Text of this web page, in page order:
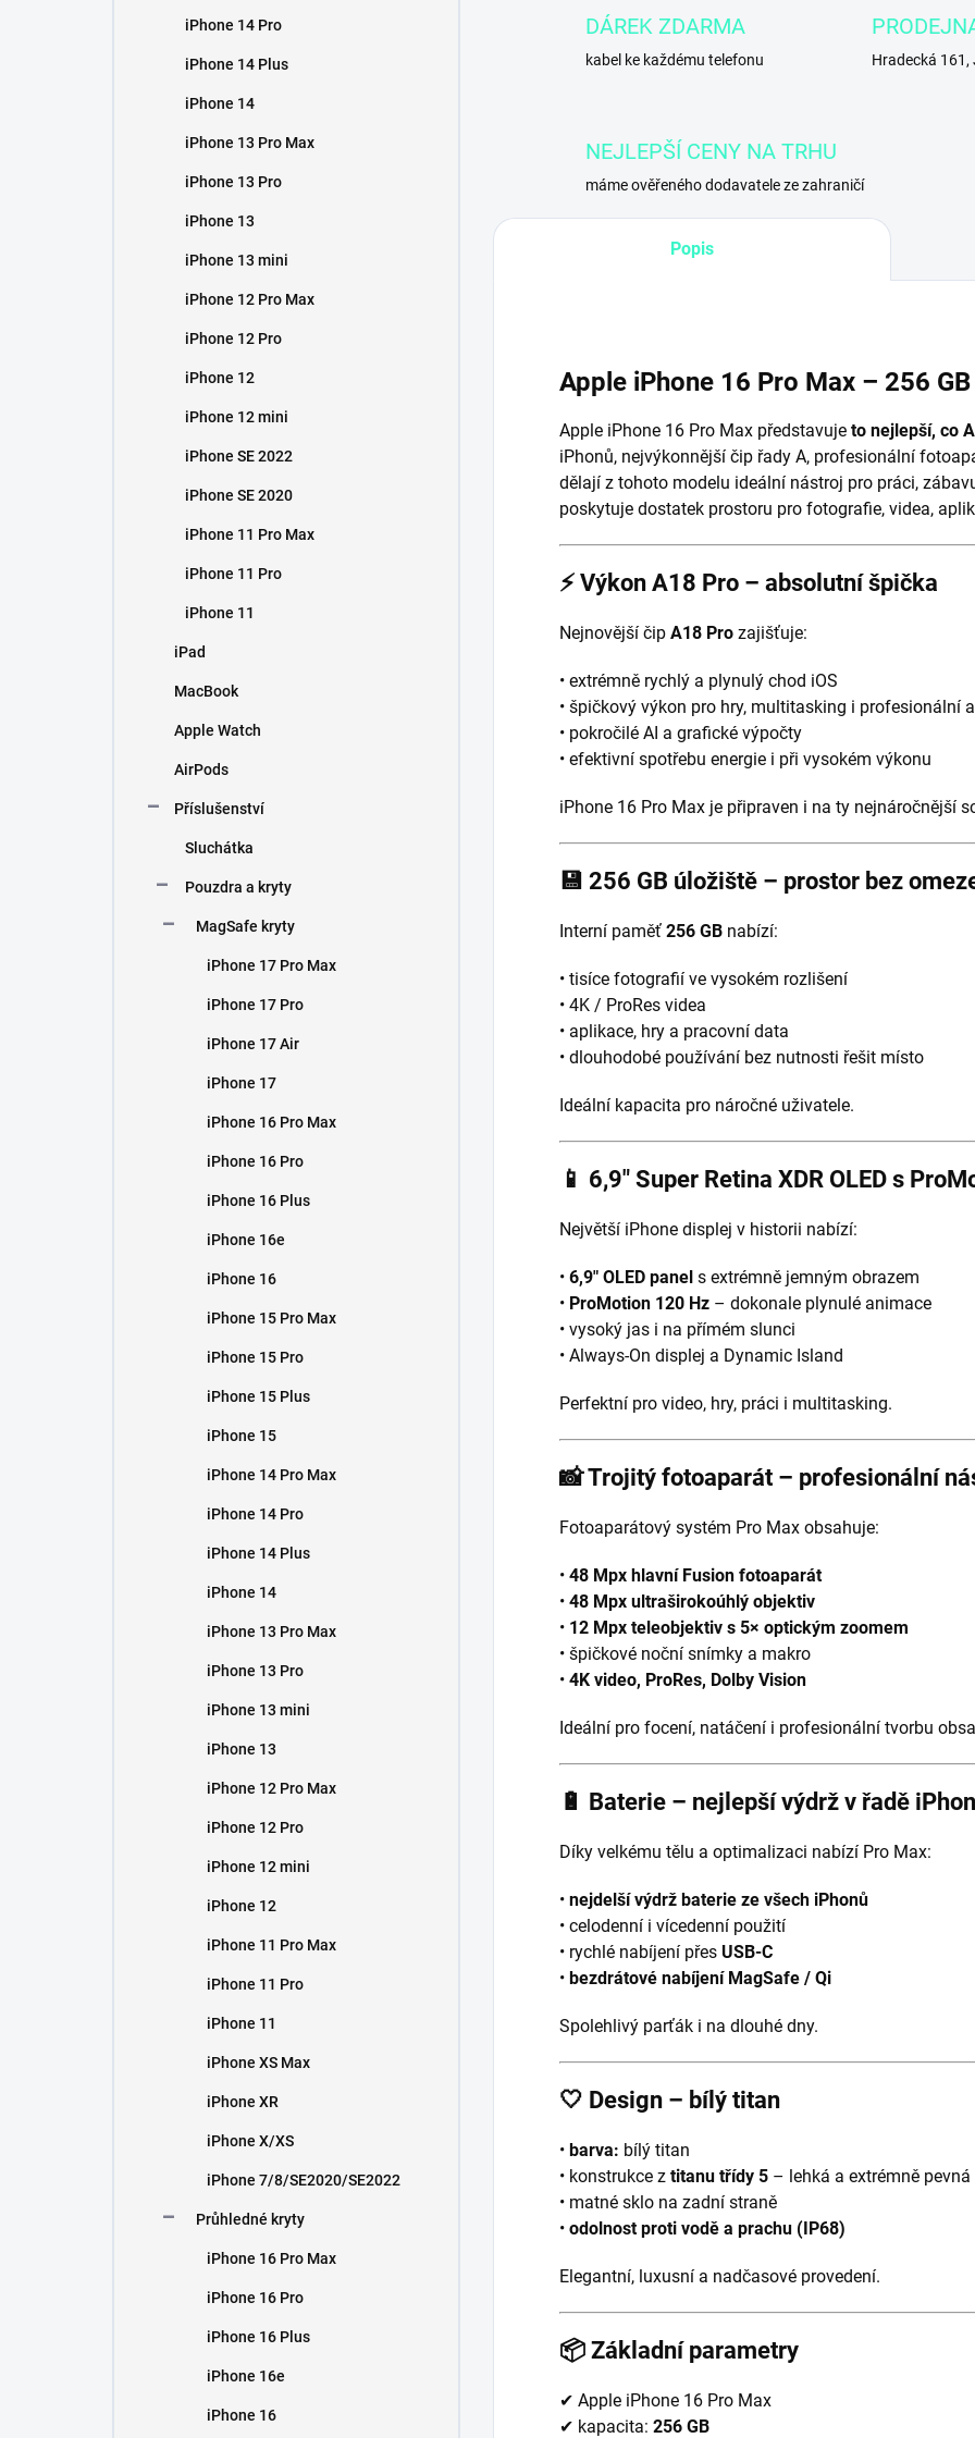
iPhone 14 Pro
iPhone 14 Plus
iPhone 14
iPhone 13 Pro Max
iPhone 13 Pro
iPhone 13
iPhone 13 mini
iPhone 12 Pro Max
iPhone 12 Pro
iPhone 12
iPhone 12 mini
iPhone SE 2022
iPhone SE 2020
iPhone 11 Pro Max
iPhone 11 Pro
iPhone 11
iPad
MacBook
Apple Watch
AirPods
Příslušenství
Sluchátka
Pouzdra a kryty
MagSafe kryty
iPhone 17 Pro Max
iPhone 17 Pro
iPhone 17 Air
iPhone 17
iPhone 16 Pro Max
iPhone 16 Pro
iPhone 16 Plus
iPhone 16e
iPhone 16
iPhone 15 Pro Max
iPhone 15 Pro
iPhone 15 Plus
iPhone 15
iPhone 14 Pro Max
iPhone 14 Pro
iPhone 14 Plus
iPhone 14
iPhone 13 Pro Max
iPhone 13 Pro
iPhone 13 mini
iPhone 13
iPhone 12 Pro Max
iPhone 12 Pro
iPhone 12 mini
iPhone 12
iPhone 11 Pro Max
iPhone 11 Pro
iPhone 11
iPhone XS Max
iPhone XR
iPhone X/XS
iPhone 7/8/SE2020/SE2022
Průhledné kryty
iPhone 16 Pro Max
iPhone 16 Pro
iPhone 16 Plus
iPhone 16e
iPhone 16
DÁREK ZDARMA
kabel ke každému telefonu Hradecká 161,
NEJLEPŠÍ CENY NA TRHU
máme ověřeného dodavatele ze zahraničí
Popis
Apple iPhone 16 Pro Max – 256
Apple iPhone 16 Pro Max představuje to nejlepší, co
iPhonů, nejvýkonnější čip řady A, profesionální
dělají z tohoto modelu ideální nástroj pro práci,
poskytuje dostatek prostoru pro fotografie, videa,
⚡ Výkon A18 Pro – absolutní špička
Nejnovější čip A18 Pro zajišťuje:
• extrémně rychlý a plynulý chod iOS
• špičkový výkon pro hry, multitasking i profesionální
• pokročilé AI a grafické výpočty
• efektivní spotřebu energie i při vysokém výkonu
iPhone 16 Pro Max je připraven i na ty nejnáročnější
💾 256 GB úložiště – prostor bez
Interní paměť 256 GB nabízí:
• tisíce fotografií ve vysokém rozlišení
• 4K / ProRes videa
• aplikace, hry a pracovní data
• dlouhodobé používání bez nutnosti řešit místo
Ideální kapacita pro náročné uživatele.
📱 6,9″ Super Retina XDR OLED s
Největší iPhone displej v historii nabízí:
• 6,9″ OLED panel s extrémně jemným obrazem
• ProMotion 120 Hz – dokonale plynulé animace
• vysoký jas i na přímém slunci
• Always-On displej a Dynamic Island
Perfektní pro video, hry, práci i multitasking.
📸Trojitý fotoaparát – profesionální
Fotoaparátový systém Pro Max obsahuje:
• 48 Mpx hlavní Fusion fotoaparát
• 48 Mpx ultraširokoúhlý objektiv
• 12 Mpx teleobjektiv s 5× optickým zoomem
• špičkové noční snímky a makro
• 4K video, ProRes, Dolby Vision
Ideální pro focení, natáčení i profesionální tvorbu
🔋 Baterie – nejlepší výdrž v řadě
Díky velkému tělu a optimalizaci nabízí Pro Max:
• nejdelší výdrž baterie ze všech iPhonů
• celodenní i vícedenní použití
• rychlé nabíjení přes USB-C
• bezdrátové nabíjení MagSafe / Qi
Spolehlivý parťák i na dlouhé dny.
🤍 Design – bílý titan
• barva: bílý titan
• konstrukce z titanu třídy 5 – lehká a extrémně pevná
• matné sklo na zadní straně
• odolnost proti vodě a prachu (IP68)
Elegantní, luxusní a nadčasové provedení.
📦 Základní parametry
✔ Apple iPhone 16 Pro Max
✔ kapacita: 256 GB